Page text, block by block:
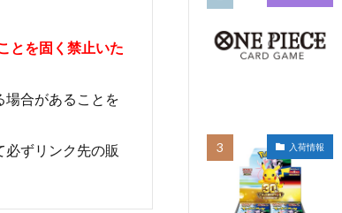
とを固く禁止いた
場合があることを
ずリンク先の販
入荷情報